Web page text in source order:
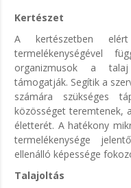
Kertészet
A kertészetben
termelékenységével
organizmusok a talaj
támogatják. Segítik a
számára szükséges
közösséget teremtenek,
életterét. A hatékony
termelékenysége
ellenálló képessége
Talajoltás